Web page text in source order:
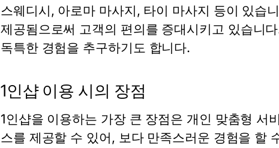
스웨디시, 아로마 마사지, 타이 마사지 등이 있습
제공됨으로써 고객의 편의를 증대시키고 있습니
독특한 경험을 추구하기도 합니다.
1인샵 이용 시의 장점
1인샵을 이용하는 가장 큰 장점은 개인 맞춤형 서
스를 제공할 수 있어, 보다 만족스러운 경험을 할